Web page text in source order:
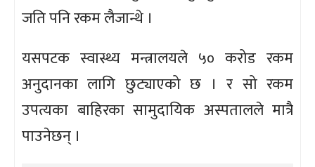
जति पनि रकम लैजान्थे ।
यसपटक स्वास्थ्य मन्त्रालयले ५० करोड रकम
अनुदानका लागि छुट्याएको छ । र सो रकम
उपत्यका बाहिरका सामुदायिक अस्पतालले मात्रै
पाउनेछन् ।